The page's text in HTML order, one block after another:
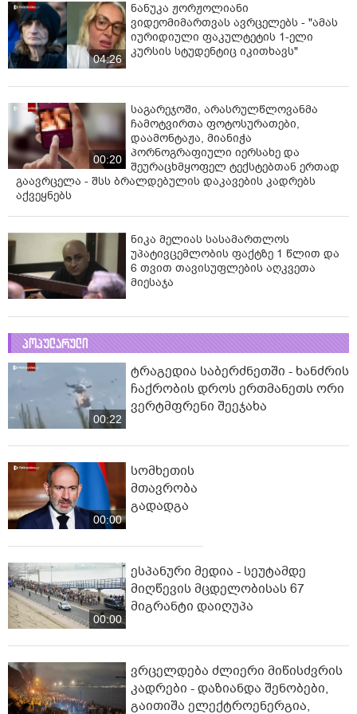
04:26
ნანუკა ჟორჟოლიანი
ვიდეომიმართვას ავრცელებს - "ამას
იურიდიული ფაკულტეტის 1-ელი
კურსის სტუდენტიც იკითხავს"
00:20
საგარეჯოში, არასრულწლოვანმა
ჩამოტვირთა ფოტოსურათები,
დაამონტაჟა, მიანიჭა
პორნოგრაფიული იერსახე და
შეურაცხმყოფელ ტექსტებთან ერთად
გაავრცელა - შსს ბრალდებულის დაკავების კადრებს
აქვეყნებს
ნიკა მელიას სასამართლოს
უპატივცემლობის ფაქტზე 1 წლით და
6 თვით თავისუფლების აღკვეთა
მიესაჯა
პოპულარული
00:22
ტრაგედია საბერძნეთში - ხანძრის
ჩაქრობის დროს ერთმანეთს ორი
ვერტმფრენი შეეჯახა
00:00
სომხეთის
მთავრობა
გადადგა
00:00
ესპანური მედია - სეუტამდე
მიღწევის მცდელობისას 67
მიგრანტი დაიღუპა
ვრცელდება ძლიერი მიწისძვრის
კადრები - დაზიანდა შენობები,
გაითიშა ელექტროენერგია,